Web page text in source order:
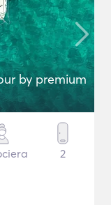
by premium
2